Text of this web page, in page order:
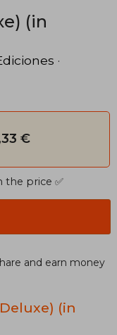
(in
·
€
the price ✅
and earn money
(in